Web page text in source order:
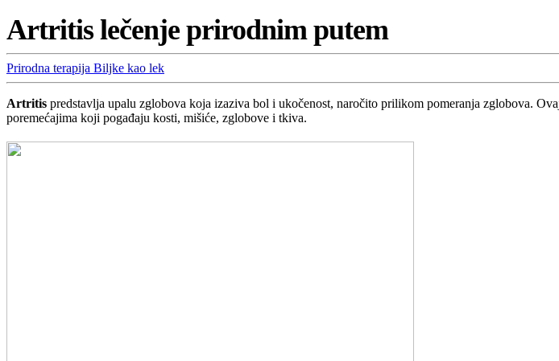
Artritis lečenje prirodnim putem
Prirodna terapija Biljke kao lek
Artritis predstavlja upalu zglobova koja izaziva bol i ukočenost, naročito prilikom pomeranja zglobova.
poremećajima koji pogađaju kosti, mišiće, zglobove i tkiva.